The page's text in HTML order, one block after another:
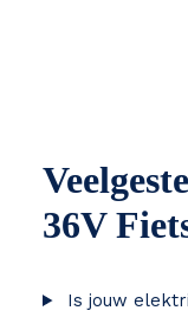
36V
Is jouw